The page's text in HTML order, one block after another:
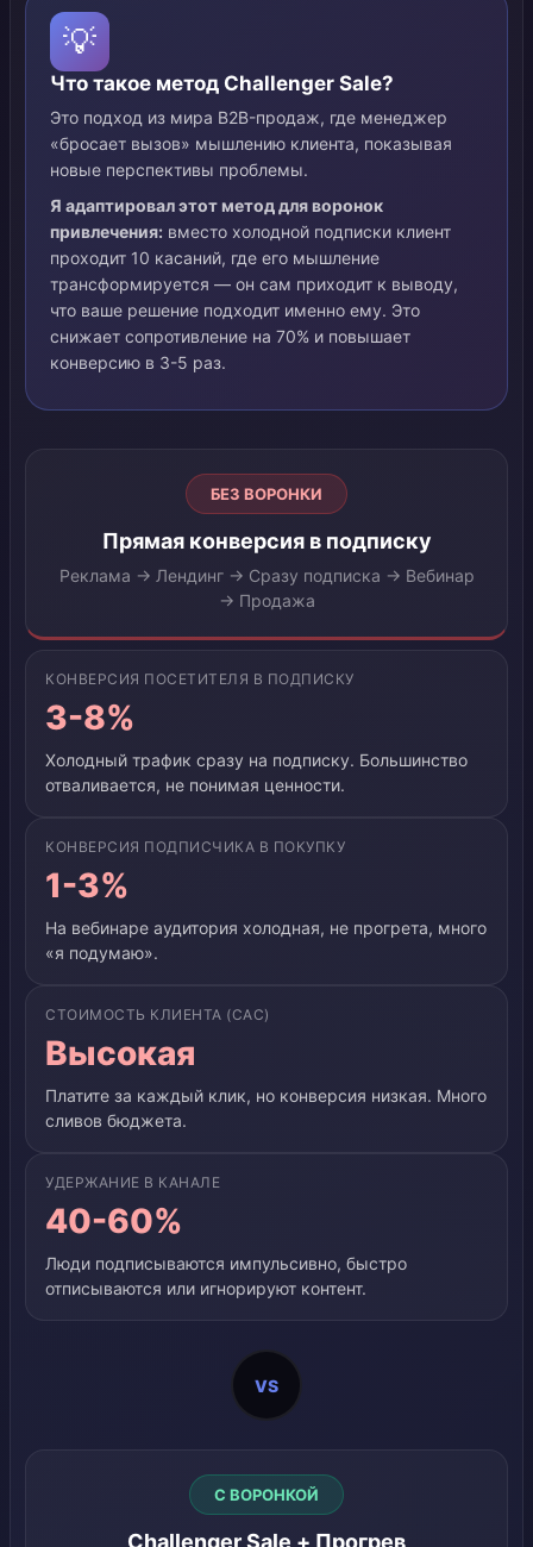
💡
Что такое метод Challenger Sale?
Это подход из мира B2B-продаж, где менеджер
«бросает вызов» мышлению клиента, показывая
новые перспективы проблемы.
Я адаптировал этот метод для воронок
привлечения: вместо холодной подписки клиент
проходит 10 касаний, где его мышление
трансформируется — он сам приходит к выводу,
что ваше решение подходит именно ему. Это
снижает сопротивление на 70% и повышает
конверсию в 3-5 раз.
БЕЗ ВОРОНКИ
Прямая конверсия в подписку
Реклама → Лендинг → Сразу подписка → Вебинар
→ Продажа
КОНВЕРСИЯ ПОСЕТИТЕЛЯ В ПОДПИСКУ
3-8%
Холодный трафик сразу на подписку. Большинство
отваливается, не понимая ценности.
КОНВЕРСИЯ ПОДПИСЧИКА В ПОКУПКУ
1-3%
На вебинаре аудитория холодная, не прогрета, много
«я подумаю».
СТОИМОСТЬ КЛИЕНТА (CAC)
Высокая
Платите за каждый клик, но конверсия низкая. Много
сливов бюджета.
УДЕРЖАНИЕ В КАНАЛЕ
40-60%
Люди подписываются импульсивно, быстро
отписываются или игнорируют контент.
VS
С ВОРОНКОЙ
Challenger Sale + Прогрев